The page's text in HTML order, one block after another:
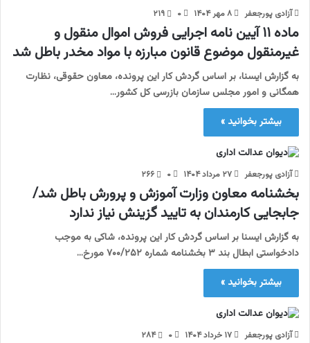
آزادی پورجعفر ۸ مهر ۱۴۰۴ ۰ ۲۱۹
ماده ۱۱ آیین نامه اجرایی فروش اموال منقول و
غیرمنقول موضوع قانون مبارزه با مواد مخدر باطل شد
به گزارش ایسنا، بر اساس گردش کار این پرونده، معاون حقوقی، نظارت
همگانی و امور مجلس سازمان بازرسی کل کشور…
بیشتر بخوانید »
آزادی پورجعفر ۲۷ مرداد ۱۴۰۴ ۰ ۲۶۶
بخشنامه معاون وزارت آموزش و پرورش باطل شد/
جابجایی کارمندان به تایید گزینش نیاز ندارد
به گزارش ایسنا بر اساس گردش کار این پرونده، شاکی به موجب
دادخواستی ابطال بند ۳ بخشنامه شماره ۷۰۰/۲۵۲ مورخ…
بیشتر بخوانید »
آزادی پورجعفر ۱۷ خرداد ۱۴۰۴ ۰ ۲۸۴